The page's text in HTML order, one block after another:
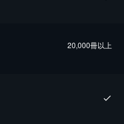
20,000冊以上